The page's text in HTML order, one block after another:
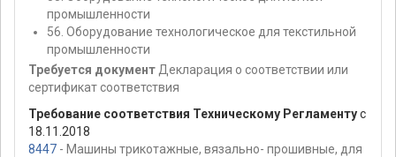
промышленности
56. Оборудование технологическое для текстильной
промышленности
Требуется документ Декларация о соответствии или
сертификат соответствия
Требование соответствия Техническому Регламентус
18.11.2018
8447 - Машины трикотажные, вязально- прошивные, для